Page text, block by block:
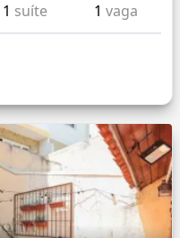
1 suíte 1 vaga